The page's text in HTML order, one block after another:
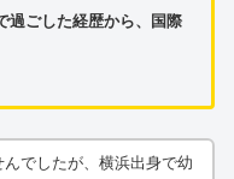
過ごした経歴から、国際
でしたが、横浜出身で幼